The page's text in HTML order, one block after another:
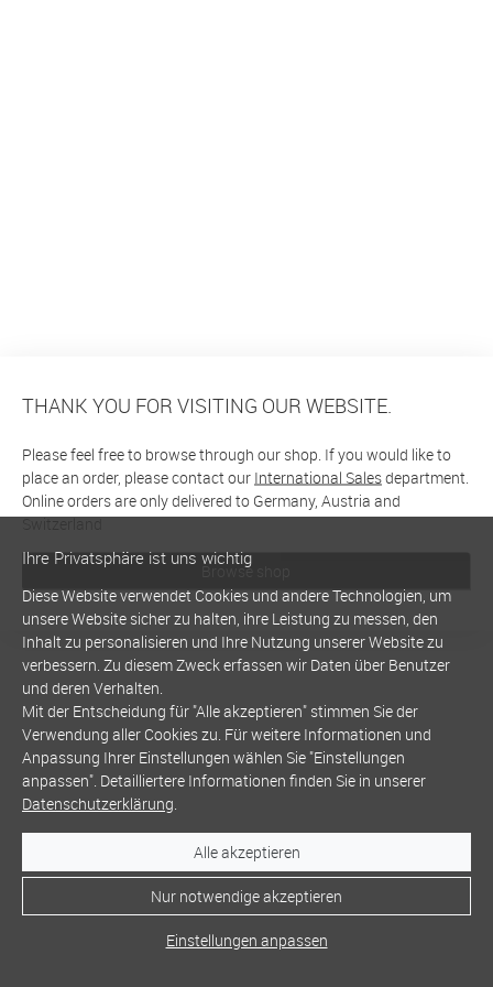
THANK YOU FOR VISITING OUR WEBSITE.
Please feel free to browse through our shop. If you would like to
place an order, please contact our International Salesdepartment.
Online orders are only delivered to Germany, Austria and
Switzerland
Browse shop
Ihre Privatsphäre ist uns wichtig
Diese Website verwendet Cookies und andere Technologien, um
unsere Website sicher zu halten, ihre Leistung zu messen, den
Inhalt zu personalisieren und Ihre Nutzung unserer Website zu
verbessern. Zu diesem Zweck erfassen wir Daten über Benutzer
und deren Verhalten.
Mit der Entscheidung für "Alle akzeptieren" stimmen Sie der
Verwendung aller Cookies zu. Für weitere Informationen und
Anpassung Ihrer Einstellungen wählen Sie "Einstellungen
anpassen". Detailliertere Informationen finden Sie in unserer
Datenschutzerklärung.
Alle akzeptieren
Nur notwendige akzeptieren
Einstellungen anpassen